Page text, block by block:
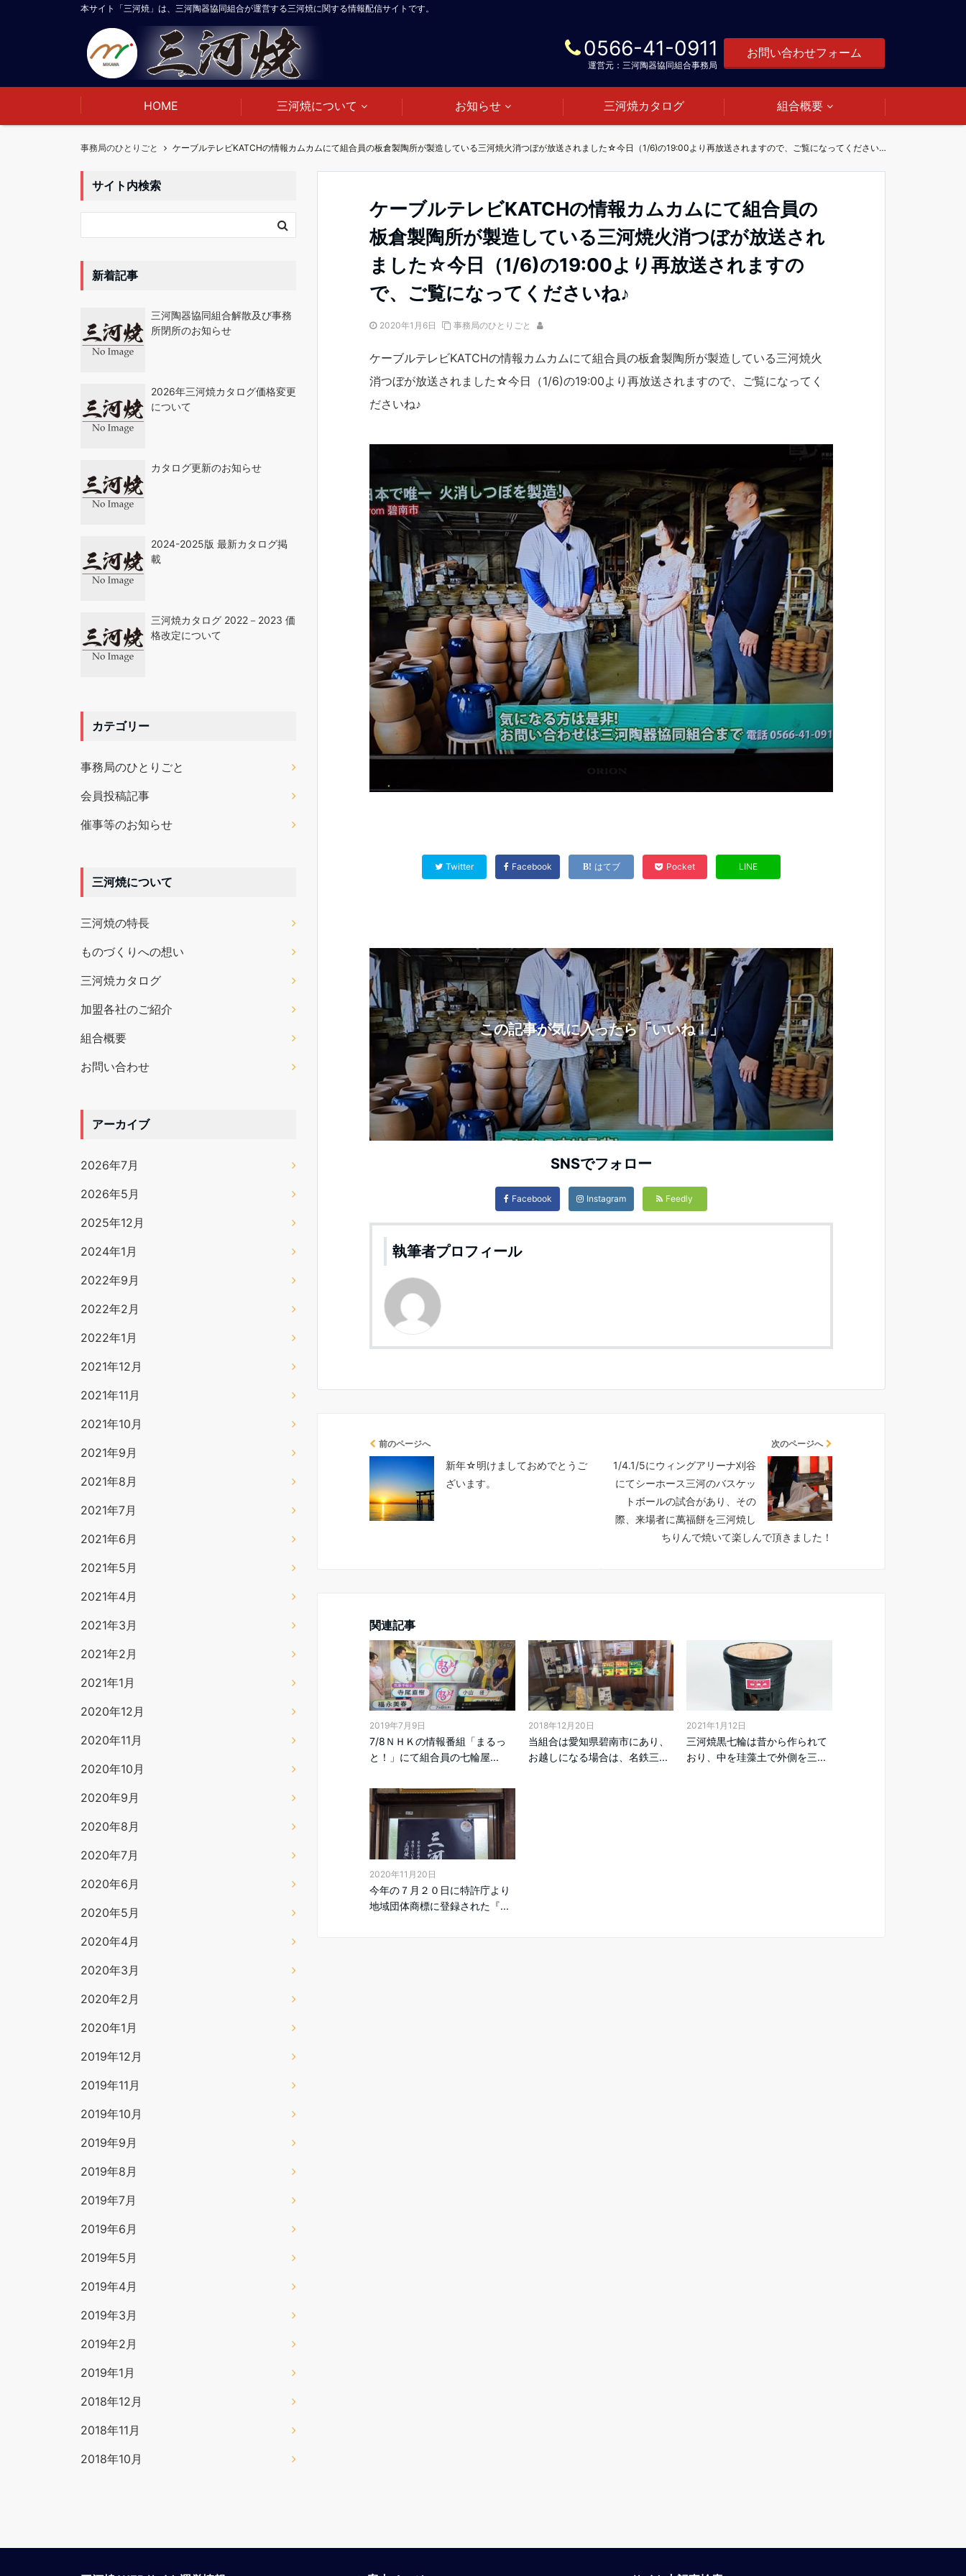
本サイト「三河焼」は、三河陶器協同組合が運営する三河焼に関する情報配信サイトです。
0566-41-0911
運営元：三河陶器協同組合事務局
お問い合わせフォーム
HOME 三河焼について お知らせ 三河焼カタログ 組合概要
事務局のひとりごと ケーブルテレビKATCHの情報カムカムにて組合員の板倉製陶所が製造している三河焼火消つぼが放送されました☆今日（1/6)の19:00より再放送されますので、ご覧になってくださいね♪
ケーブルテレビKATCHの情報カムカムにて組合員の
板倉製陶所が製造している三河焼火消つぼが放送され
ました☆今日（1/6)の19:00より再放送されますの
で、ご覧になってくださいね♪
2020年1月6日 事務局のひとりごと
ケーブルテレビKATCHの情報カムカムにて組合員の板倉製陶所が製造している三河焼火
消つぼが放送されました☆今日（1/6)の19:00より再放送されますので、ご覧になってく
ださいね♪
Twitter Facebook はてブ Pocket LINE
この記事が気に入ったら「いいね！」
SNSでフォロー
Facebook Instagram Feedly
執筆者プロフィール
前のページへ
新年☆明けましておめでとうご
ざいます。
次のページへ
1/4.1/5にウィングアリーナ刈谷
にてシーホース三河のバスケッ
トボールの試合があり、その
際、来場者に萬福餅を三河焼し
ちりんで焼いて楽しんで頂きました！
関連記事
2019年7月9日
7/8ＮＨＫの情報番組「まるっ
と！」にて組合員の七輪屋...
2018年12月20日
当組合は愛知県碧南市にあり、
お越しになる場合は、名鉄三...
2021年1月12日
三河焼黒七輪は昔から作られて
おり、中を珪藻土で外側を三...
2020年11月20日
今年の７月２０日に特許庁より
地域団体商標に登録された『...
サイト内検索
新着記事
三河陶器協同組合解散及び事務
所閉所のお知らせ
2026年三河焼カタログ価格変更
について
カタログ更新のお知らせ
2024-2025版 最新カタログ掲
載
三河焼カタログ 2022－2023 価
格改定について
カテゴリー
事務局のひとりごと
会員投稿記事
催事等のお知らせ
三河焼について
三河焼の特長
ものづくりへの想い
三河焼カタログ
加盟各社のご紹介
組合概要
お問い合わせ
アーカイブ
2026年7月
2026年5月
2025年12月
2024年1月
2022年9月
2022年2月
2022年1月
2021年12月
2021年11月
2021年10月
2021年9月
2021年8月
2021年7月
2021年6月
2021年5月
2021年4月
2021年3月
2021年2月
2021年1月
2020年12月
2020年11月
2020年10月
2020年9月
2020年8月
2020年7月
2020年6月
2020年5月
2020年4月
2020年3月
2020年2月
2020年1月
2019年12月
2019年11月
2019年10月
2019年9月
2019年8月
2019年7月
2019年6月
2019年5月
2019年4月
2019年3月
2019年2月
2019年1月
2018年12月
2018年11月
2018年10月